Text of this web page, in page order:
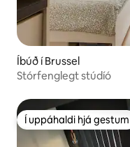
Íbúð í Brussel
Stórfenglegt stúdíó
Í uppáhaldi hjá gestum
Í uppáhaldi hjá gestum